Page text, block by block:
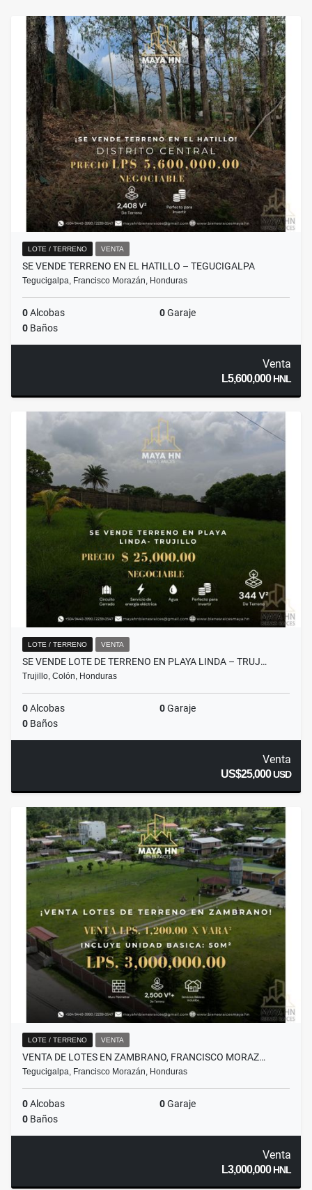
LOTE / TERRENO VENTA
SE VENDE TERRENO EN EL HATILLO – TEGUCIGALPA
Tegucigalpa, Francisco Morazán, Honduras
0Alcobas 0Garaje
0 Baños
Venta
L5,600,000HNL
LOTE / TERRENO VENTA
SE VENDE LOTE DE TERRENO EN PLAYA LINDA – TRUJ…
Trujillo, Colón, Honduras
0Alcobas 0Garaje
0 Baños
Venta
US$25,000USD
LOTE / TERRENO VENTA
VENTA DE LOTES EN ZAMBRANO, FRANCISCO MORAZ…
Tegucigalpa, Francisco Morazán, Honduras
0Alcobas 0Garaje
0 Baños
Venta
L3,000,000HNL